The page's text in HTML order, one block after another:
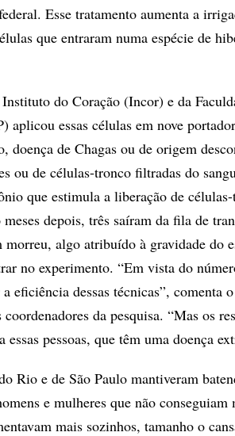
Esse tratamento aumenta a
que entraram numa espécie de
do Coração (Incor) e da
aplicou essas células em nove
doença de Chagas ou de origem
ou de células-tronco filtradas do
que estimula a liberação de
depois, três saíram da fila de
algo atribuído à gravidade do
no experimento. “Em vista do
eficiência dessas técnicas”, comenta
da pesquisa. “Mas os
pessoas, que têm uma doença
Rio e de São Paulo mantiveram
e mulheres que não conseguiam
mais sozinhos, tamanho o